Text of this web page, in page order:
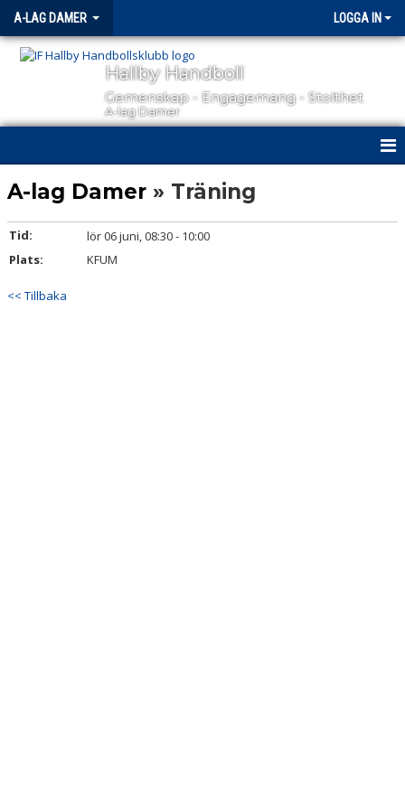
A-LAG DAMER LOGGA IN
Hallby Handboll
Gemenskap - Engagemang - Stolthet
A-lag Damer
HEM
NYHETER
KALENDER
MATCHER
A-lag Damer » Träning
Tid:
lör 06 juni, 08:30 - 10:00
Plats:
KFUM
<< Tillbaka